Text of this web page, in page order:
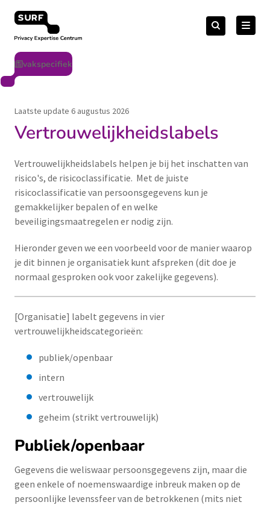
naar
content
Privacy Expertise Centrum
Zoeken
naar:Zoeken
vakspecifiek
Laatste update 6 augustus 2026
Vertrouwelijkheidslabels
Vertrouwelijkheidslabels helpen je bij het inschatten van
risico's, de risicoclassificatie. Met de juiste
risicoclassificatie van persoonsgegevens kun je
gemakkelijker bepalen of en welke
beveiligingsmaatregelen er nodig zijn.
Hieronder geven we een voorbeeld voor de manier waarop
je dit binnen je organisatiek kunt afspreken (dit doe je
normaal gesproken ook voor zakelijke gegevens).
[Organisatie] labelt gegevens in vier
vertrouwelijkheidscategorieën:
publiek/openbaar
intern
vertrouwelijk
geheim (strikt vertrouwelijk)
Publiek/openbaar
Gegevens die weliswaar persoonsgegevens zijn, maar die
geen enkele of noemenswaardige inbreuk maken op de
persoonlijke levenssfeer van de betrokkenen (mits niet